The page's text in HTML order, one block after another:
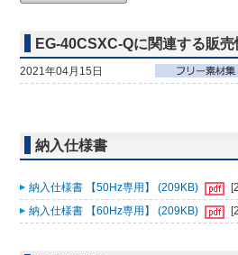
EG-40CSXC-Qに関連する販売
2021年04月15日
納入仕様書
納入仕様書 【50Hz専用】 (209KB)
納入仕様書 【60Hz専用】 (209KB)